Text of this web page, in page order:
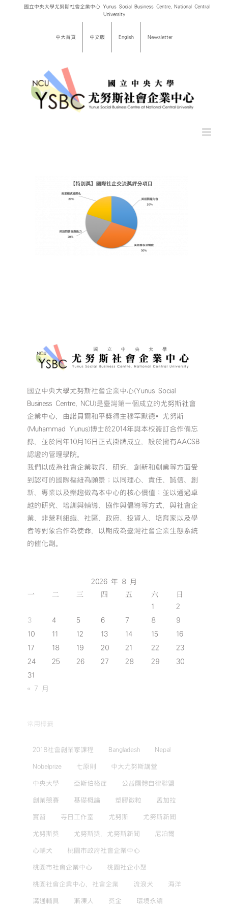
國立中央大學尤努斯社會企業中心 Yunus Social Business Centre, National Central
University
中大首頁 中文版 English Newsletter
國立中央大學尤努斯社會企業中心(Yunus Social
Business Centre, NCU)是臺灣第一個成立的尤努斯社會
企業中心，由諾貝爾和平獎得主穆罕默德•尤努斯
(Muhammad Yunus)博士於2014年與本校簽訂合作備忘
錄，並於同年10月16日正式掛牌成立，設於擁有AACSB
認證的管理學院。
我們以成為社會企業教育、研究、創新和創業等方面受
到認可的國際樞紐為願景；以同理心、責任、誠信、創
新、專業以及樂趣做為本中心的核心價值；並以通過卓
越的研究、培訓與輔導、協作與倡導等方式，與社會企
業、非營利組織、社區、政府、投資人、培育家以及學
者等對象合作為使命，以期成為臺灣社會企業生態系統
的催化劑。
2026 年 8 月
一 二 三 四 五 六 日
1
2
3
4 5 6 7 8
9
10
11 12 13 14 15
16
17
18 19 20 21 22
23
24
25 26 27 28 29
30
31
« 7 月
常用標籤
2018社會創業家課程 Bangladesh Nepal
Nobelprize 七原則 中大尤努斯講堂
中央大學 亞斯伯格症 公益團體自律聯盟
創業競賽 基礎概論 塑膠微粒 孟加拉
實習 寺日工作室 尤努斯 尤努斯新聞
尤努斯獎 尤努斯獎，尤努斯新聞 尼泊爾
心輔犬 桃園市政府社會企業中心
桃園市社會企業中心 桃園社企小聚
桃園社會企業中心，社會企業 流浪犬 海洋
溝通輔具 漸凍人 獎金 環境永續